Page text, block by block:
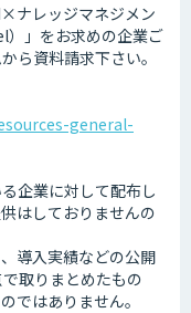
ナレッジマネジメン
」をお求めの企業ご
ら資料請求下さい。
general-
企業に対して配布し
はしておりませんの
導入実績などの公開
取りまとめたもの
ではありません。